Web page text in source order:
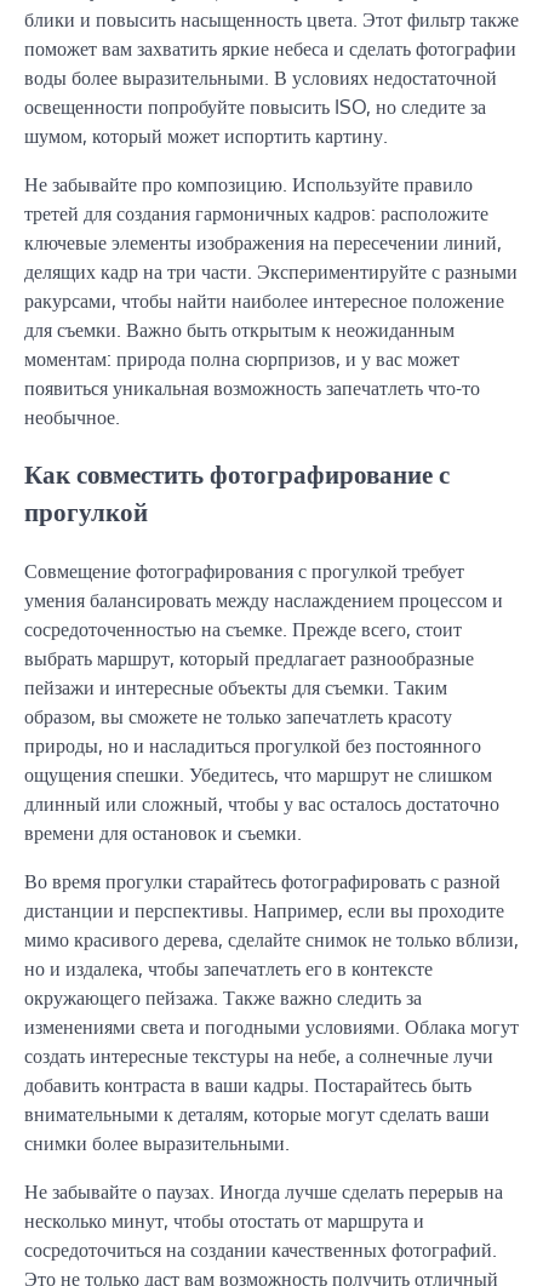
блики и повысить насыщенность цвета. Этот фильтр также
поможет вам захватить яркие небеса и сделать фотографии
воды более выразительными. В условиях недостаточной
освещенности попробуйте повысить ISO, но следите за
шумом, который может испортить картину.
Не забывайте про композицию. Используйте правило
третей для создания гармоничных кадров: расположите
ключевые элементы изображения на пересечении линий,
делящих кадр на три части. Экспериментируйте с разными
ракурсами, чтобы найти наиболее интересное положение
для съемки. Важно быть открытым к неожиданным
моментам: природа полна сюрпризов, и у вас может
появиться уникальная возможность запечатлеть что-то
необычное.
Как совместить фотографирование с
прогулкой
Совмещение фотографирования с прогулкой требует
умения балансировать между наслаждением процессом и
сосредоточенностью на съемке. Прежде всего, стоит
выбрать маршрут, который предлагает разнообразные
пейзажи и интересные объекты для съемки. Таким
образом, вы сможете не только запечатлеть красоту
природы, но и насладиться прогулкой без постоянного
ощущения спешки. Убедитесь, что маршрут не слишком
длинный или сложный, чтобы у вас осталось достаточно
времени для остановок и съемки.
Во время прогулки старайтесь фотографировать с разной
дистанции и перспективы. Например, если вы проходите
мимо красивого дерева, сделайте снимок не только вблизи,
но и издалека, чтобы запечатлеть его в контексте
окружающего пейзажа. Также важно следить за
изменениями света и погодными условиями. Облака могут
создать интересные текстуры на небе, а солнечные лучи
добавить контраста в ваши кадры. Постарайтесь быть
внимательными к деталям, которые могут сделать ваши
снимки более выразительными.
Не забывайте о паузах. Иногда лучше сделать перерыв на
несколько минут, чтобы отостать от маршрута и
сосредоточиться на создании качественных фотографий.
Это не только даст вам возможность получить отличный